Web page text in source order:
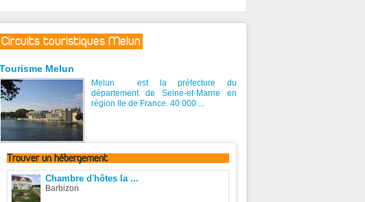
Circuits touristiques Melun
Tourisme Melun
Melun est la préfecture du
département de Seine-et-Marne en
région Ile de France. 40 000 ...
Trouverun hébergement
Chambre d'hôtes la ...
Barbizon